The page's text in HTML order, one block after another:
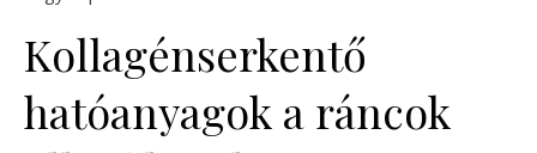
Kollagénserkentő
hatóanyagok a ráncok